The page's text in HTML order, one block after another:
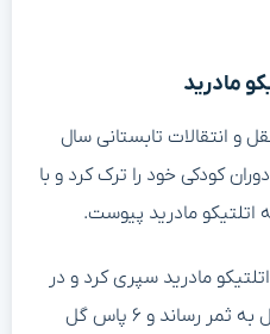
مادرید
پنجره نقل و انتقالات تابستانی سال
دوران کودکی خود را ترک کرد و با
مادرید سپری کرد و در
۵۰ بازی در تمامی رقابت‌ها، ۴ گل به ثمر رساند و ۶ پاس گل